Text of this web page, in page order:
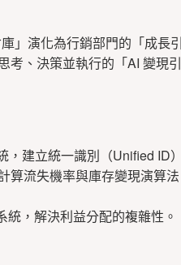
」演化為行銷部門的「成長引
考、決策並執行的「AI 變現引
，建立統一識別（Unified ID
算流失機率與庫存變現演算
，解決利益分配的複雜性。